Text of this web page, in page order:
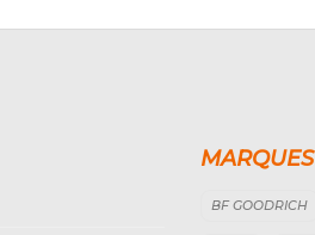
MARQUES
BF GOODRICH